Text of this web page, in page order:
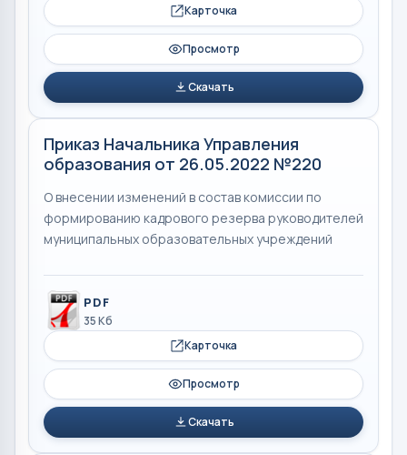
Карточка
Просмотр
Скачать
Приказ Начальника Управления
образования от 26.05.2022 №220
О внесении изменений в состав комиссии по
формированию кадрового резерва руководителей
муниципальных образовательных учреждений
PDF
35 Кб
Карточка
Просмотр
Скачать